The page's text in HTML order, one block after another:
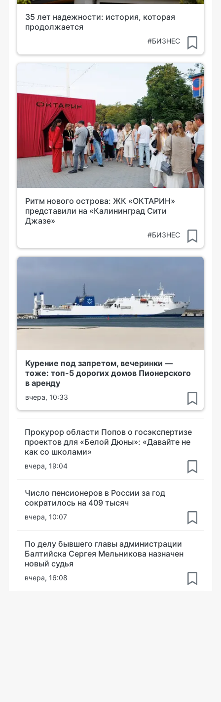
35 лет надежности: история, которая
продолжается
#БИЗНЕС
Ритм нового острова: ЖК «ОКТАРИН»
представили на «Калининград Сити
Джазе»
#БИЗНЕС
Курение под запретом, вечеринки —
тоже: топ-5 дорогих домов Пионерского
в аренду
вчера, 10:33
Прокурор области Попов о госэкспертизе
проектов для «Белой Дюны»: «Давайте не
как со школами»
вчера, 19:04
Число пенсионеров в России за год
сократилось на 409 тысяч
вчера, 10:07
По делу бывшего главы администрации
Балтийска Сергея Мельникова назначен
новый судья
вчера, 16:08